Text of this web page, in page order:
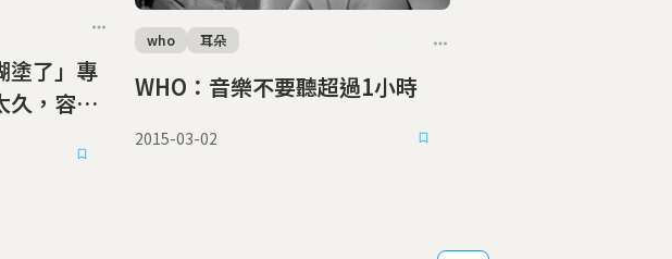
塗了」專
久，容易
WHO：音樂不要聽超過1小時
who 耳朵
2015-03-02